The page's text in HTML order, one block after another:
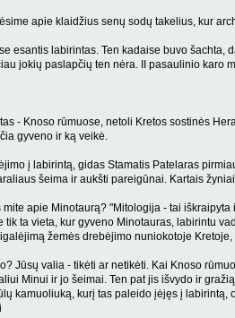
apie klaidžius senų sodų takelius, kur
esantis labirintas. Ten kadaise buvo
jokių paslapčių ten nėra. II pasaulinio karo
- Knoso rūmuose, netoli Kretos sostinės
gyveno ir ką veikė.
į labirintą, gidas Stamatis Patelaras
šeima ir aukšti pareigūnai. Kartais
apie Minotaurą? "Mitologija - tai
tik ta vieta, kur gyveno Minotauras, labirintu
žemės drebėjimo nuniokotoje
Jūsų valia - tikėti ar netikėti. Kai Knoso
Minui ir jo šeimai. Ten pat jis išvydo ir
kamuoliuką, kurį tas paleido įėjęs į